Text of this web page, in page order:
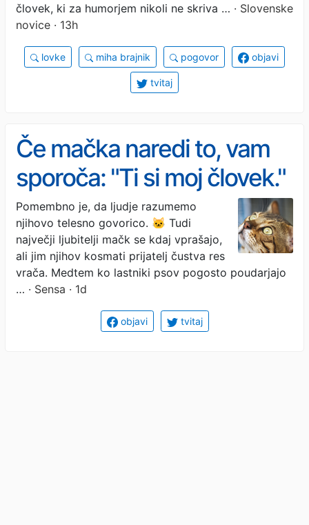
človek, ki za humorjem nikoli ne skriva … · Slovenske
novice · 13h
lovke miha brajnik pogovor objavi
tvitaj
Če mačka naredi to, vam
sporoča: "Ti si moj človek."
Pomembno je, da ljudje razumemo
njihovo telesno govorico. 🐱 Tudi
največji ljubitelji mačk se kdaj vprašajo,
ali jim njihov kosmati prijatelj čustva res
vrača. Medtem ko lastniki psov pogosto poudarjajo
… · Sensa · 1d
objavi tvitaj